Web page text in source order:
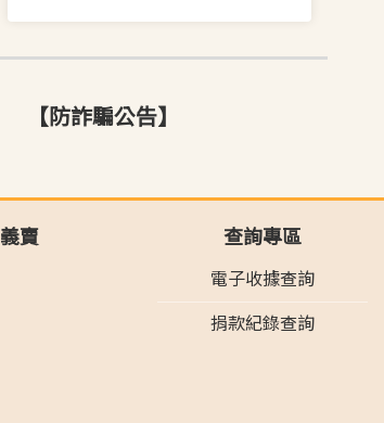
【防詐騙公告】
義賣 查詢專區
電子收據查詢
捐款紀錄查詢